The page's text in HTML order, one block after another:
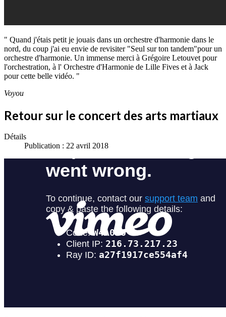
" Quand j'étais petit je jouais dans un orchestre d'harmonie dans le
nord, du coup j'ai eu envie de revisiter "Seul sur ton tandem"pour un
orchestre d'harmonie. Un immense merci à Grégoire Letouvet pour
l'orchestration, à l' Orchestre d'Harmonie de Lille Fives et à Jack
pour cette belle vidéo. "
Voyou
Retour sur le concert des arts martiaux
Détails
Publication : 22 avril 2018